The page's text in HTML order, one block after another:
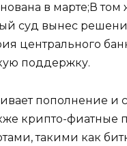
в марте;В том
суд вынес
центрального
поддержку.
пополнение и
крипто-фиатные
такими как